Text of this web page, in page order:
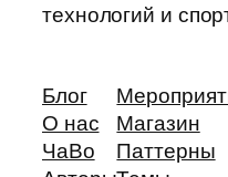
технологий и
Блог
О нас
ЧаВо
Магазин
Паттерны